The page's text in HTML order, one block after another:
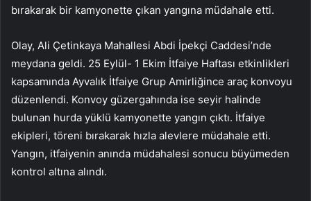
bırakarak bir kamyonette çıkan yangına müdahale etti.
Olay, Ali Çetinkaya Mahallesi Abdi İpekçi Caddesi’nde
meydana geldi. 25 Eylül- 1 Ekim İtfaiye Haftası etkinlikleri
kapsamında Ayvalık İtfaiye Grup Amirliğince araç konvoyu
düzenlendi. Konvoy güzergahında ise seyir halinde
bulunan hurda yüklü kamyonette yangın çıktı. İtfaiye
ekipleri, töreni bırakarak hızla alevlere müdahale etti.
Yangın, itfaiyenin anında müdahalesi sonucu büyümeden
kontrol altına alındı.